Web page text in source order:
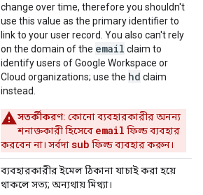
change over time, therefore you shouldn't
use this value as the primary identifier to
link to your user record. You also can't rely
on the domain of the email claim to
identify users of Google Workspace or
Cloud organizations; use the hd claim
instead.
সতর্কীকরণ: কোনো ব্যবহারকারীর অনন্য
শনাক্তকারী হিসেবে email ফিল্ড ব্যবহার
করবেন না। সর্বদাsub ফিল্ড ব্যবহার করুন।
ব্যবহারকারীর ইমেল ঠিকানা যাচাই করা হয়ে
থাকলে সত্য; অন্যথায় মিথ্যা।